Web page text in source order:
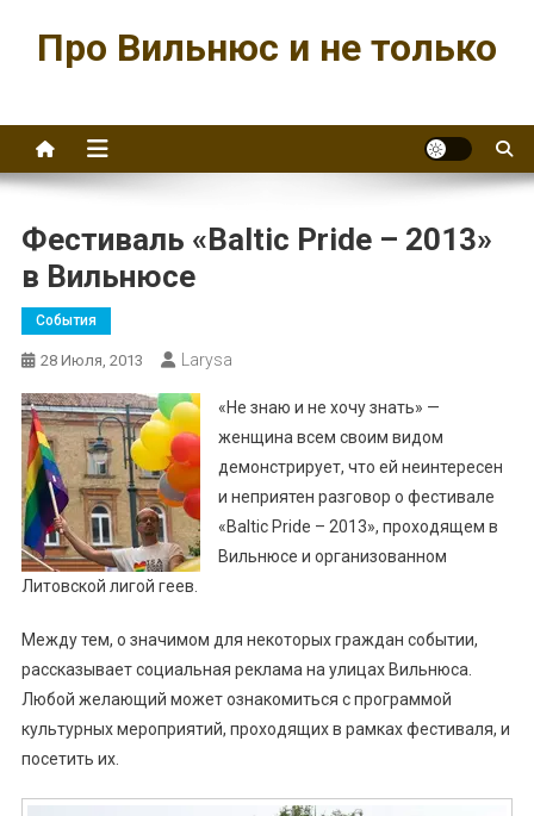
содержимому
Про Вильнюс и не только
Фестиваль «Baltic Pride – 2013»
в Вильнюсе
События
28 Июля, 2013 Larysa
«Не знаю и не хочу знать» —
женщина всем своим видом
демонстрирует, что ей неинтересен
и неприятен разговор о фестивале
«Baltic Pride – 2013», проходящем в
Вильнюсе и организованном
Литовской лигой геев.
Между тем, о значимом для некоторых граждан событии,
рассказывает социальная реклама на улицах Вильнюса.
Любой желающий может ознакомиться с программой
культурных мероприятий, проходящих в рамках фестиваля, и
посетить их.